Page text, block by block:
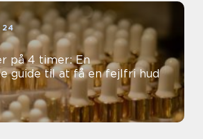
på 4 timer: En
guide til at få en fejlfri hud